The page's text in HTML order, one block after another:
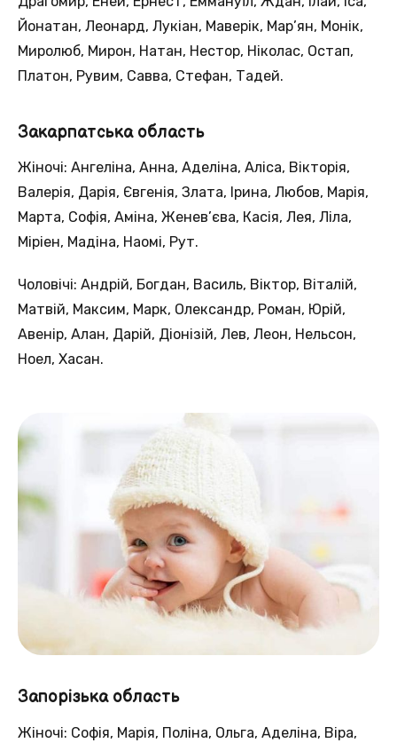
Йонатан, Леонард, Лукіан, Маверік, Мар’ян, Монік,
Миролюб, Мирон, Натан, Нестор, Ніколас, Остап,
Платон, Рувим, Савва, Стефан, Тадей.
Закарпатська область
Жіночі: Ангеліна, Анна, Аделіна, Аліса, Вікторія,
Валерія, Дарія, Євгенія, Злата, Ірина, Любов, Марія,
Марта, Софія, Аміна, Женев’єва, Касія, Лея, Ліла,
Міріен, Мадіна, Наомі, Рут.
Чоловічі: Андрій, Богдан, Василь, Віктор, Віталій,
Матвій, Максим, Марк, Олександр, Роман, Юрій,
Авенір, Алан, Дарій, Діонізій, Лев, Леон, Нельсон,
Ноел, Хасан.
Запорізька область
Жіночі: Софія, Марія, Поліна, Ольга, Аделіна, Віра,